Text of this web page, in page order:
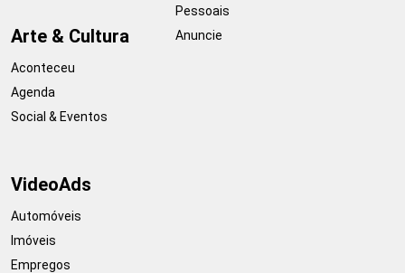
Arte & Cultura
Aconteceu
Agenda
Social & Eventos
Pessoais
Anuncie
VideoAds
Automóveis
Imóveis
Empregos